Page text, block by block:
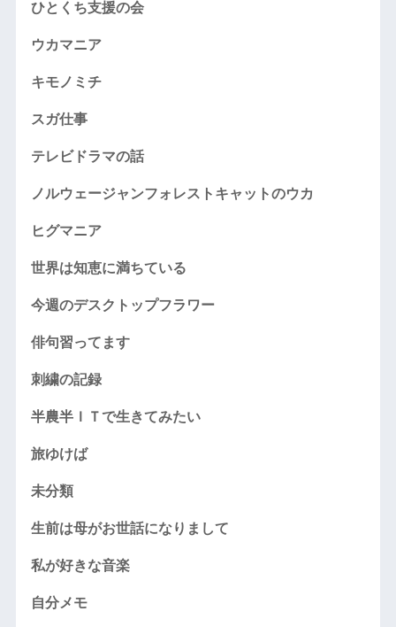
ひとくち支援の会
ウカマニア
キモノミチ
スガ仕事
テレビドラマの話
ノルウェージャンフォレストキャットのウカ
ヒグマニア
世界は知恵に満ちている
今週のデスクトップフラワー
俳句習ってます
刺繍の記録
半農半ＩＴで生きてみたい
旅ゆけば
未分類
生前は母がお世話になりまして
私が好きな音楽
自分メモ